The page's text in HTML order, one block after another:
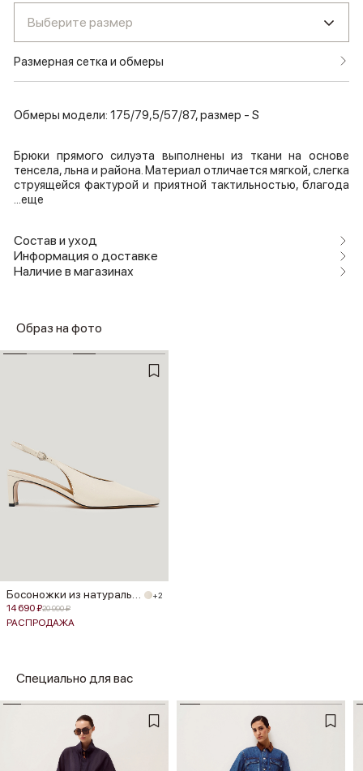
Выберите размер
Размерная сетка и обмеры
Обмеры модели: 175/79,5/57/87, размер - S
Брюки прямого силуэта выполнены из ткани на основе
тенсела, льна и района. Материал отличается мягкой, слегка
струящейся фактурой и приятной тактильностью, благода
...еще
Состав и уход
Информация о доставке
Наличие в магазинах
Образ на фото
Босоножки из натуральной кожи +2
14 690 ₽20 990 ₽
РАСПРОДАЖА
Специально для вас